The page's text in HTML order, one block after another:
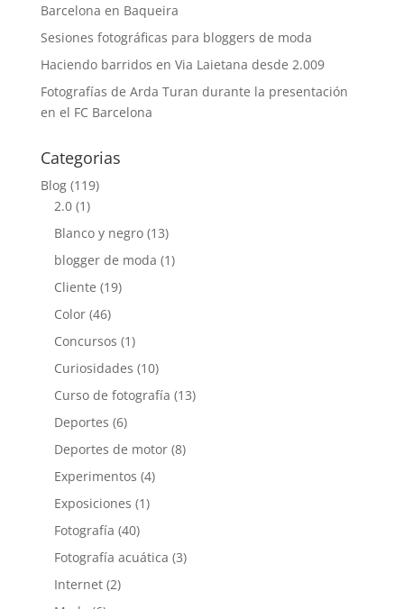
Barcelona en Baqueira
Sesiones fotográficas para bloggers de moda
Haciendo barridos en Via Laietana desde 2.009
Fotografías de Arda Turan durante la presentación
en el FC Barcelona
Categorias
Blog(119)
2.0(1)
Blanco y negro(13)
blogger de moda (1)
Cliente (19)
Color(46)
Concursos (1)
Curiosidades (10)
Curso de fotografía (13)
Deportes (6)
Deportes de motor(8)
Experimentos (4)
Exposiciones (1)
Fotografía (40)
Fotografía acuática (3)
Internet(2)